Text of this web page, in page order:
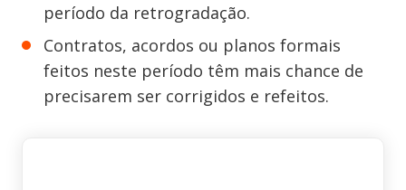
período da retrogradação.
Contratos, acordos ou planos formais
feitos neste período têm mais chance de
precisarem ser corrigidos e refeitos.